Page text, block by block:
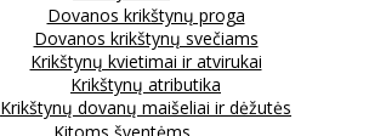
Dovanos krikštynų proga
Dovanos krikštynų svečiams
Krikštynų kvietimai ir atvirukai
Krikštynų atributika
Krikštynų dovanų maišeliai ir dėžutės
Kitoms šventėms